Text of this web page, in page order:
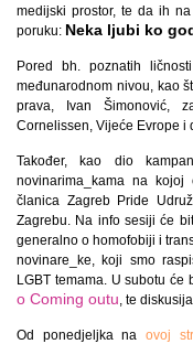
medijski prostor, te da ih
poruku: Neka ljubi ko
Pored bh. poznatih
međunarodnom nivou, kao
prava, Ivan Šimonović,
Cornelissen, Vijeće Evrope i
Također, kao dio
novinarima_kama na
članica Zagreb Pride
Zagrebu. Na info sesiji će
generalno o homofobiji i
novinare_ke, koji smo
LGBT temama. U subotu će
o Coming outu, te
Od ponedjeljka naovoj